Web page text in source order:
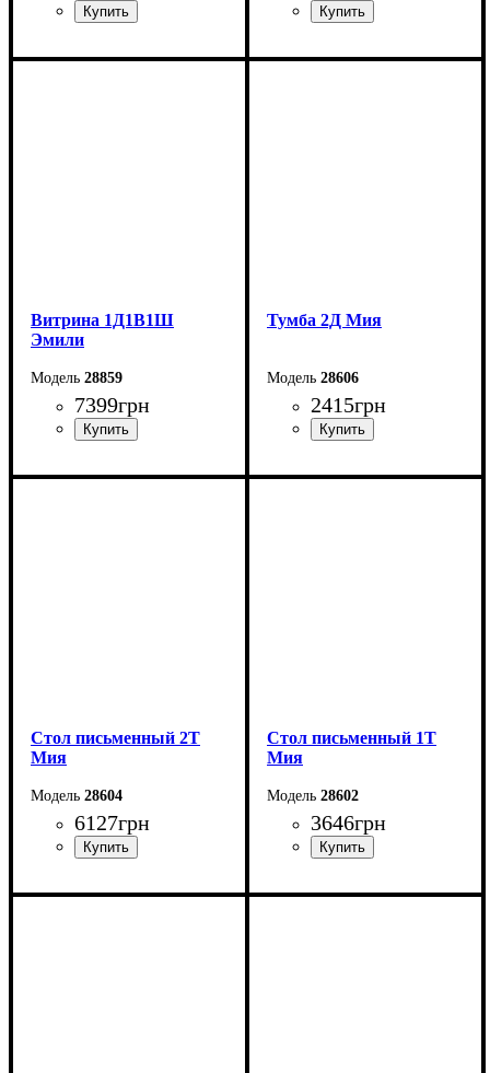
Ширина: 105,6 см
Ширина: 70 см
Витрина 1Д1В1Ш
Эмили
28859
7399грн
Ширина: 70 см
Тумба 2Д Мия
28606
2415грн
Ширина: 80 см
Стол письменный 2Т
Мия
28604
6127грн
Ширина: 160 см
Стол письменный 1Т
Мия
28602
3646грн
Ширина: 128 см